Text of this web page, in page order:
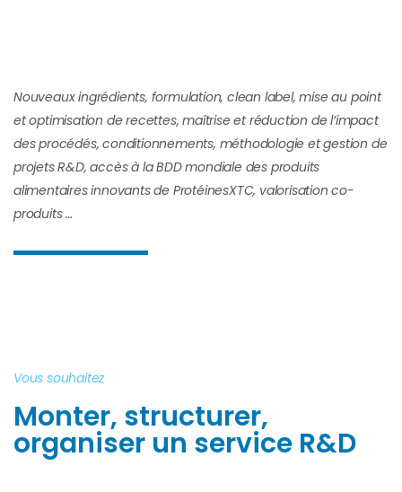
Nouveaux ingrédients, formulation, clean label, mise au point
et optimisation de recettes,maîtrise et réduction de l’impact
des procédés, conditionnements, méthodologie et gestion de
projets R&D, accès à la BDD mondiale des produits
alimentaires innovants de ProtéinesXTC, valorisation co-
produits …
Vous souhaitez
Monter, structurer,
organiser un service R&D